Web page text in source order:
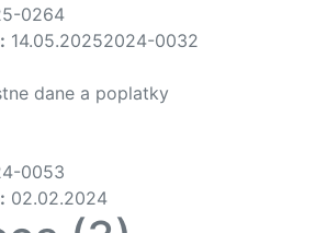
0264
14.05.20252024-0032
dane a poplatky
0053
02.02.2024